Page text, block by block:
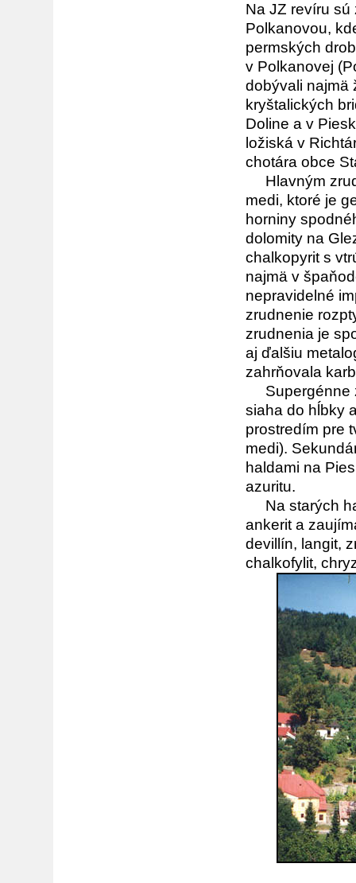
Na JZ revíru
Polkanovou,
permských
v Polkanovej
dobývali najmä
kryštalických
Doline a v
ložiská v
chotára obce
Hlavným
medi, ktoré je
horniny
dolomity na
chalkopyrit s
najmä v
nepravidelné
zrudnenie
zrudnenia je
aj ďalšiu
zahrňovala
Supergénne
siaha do hĺbky
prostredím pre
medi).
haldami na
azuritu.
Na starých
ankerit a
devillín, langit,
chalkofylit,